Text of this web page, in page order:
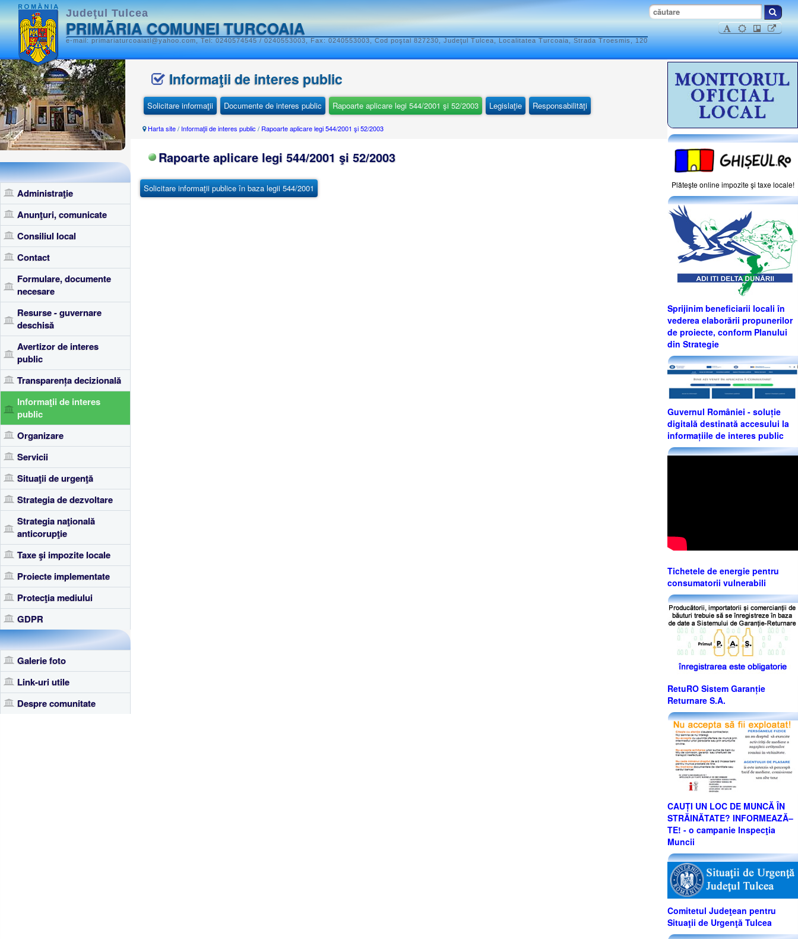
Judeţul Tulcea
PRIMĂRIA COMUNEI TURCOAIA
e-mail: primariaturcoaiatl@yahoo.com, Tel: 0240574545 / 0240553003, Fax: 0240553003, Cod poştal 827230, Judeţul Tulcea, Localitatea Turcoaia, Strada Troesmis, 120
Administraţie
Anunţuri, comunicate
Consiliul local
Contact
Formulare, documente
necesare
Resurse - guvernare
deschisă
Avertizor de interes
public
Transparența decizională
Informaţii de interes
public
Organizare
Servicii
Situaţii de urgenţă
Strategia de dezvoltare
Strategia naţională
anticorupţie
Taxe şi impozite locale
Proiecte implementate
Protecţia mediului
GDPR
Galerie foto
Link-uri utile
Despre comunitate
Informaţii de interes public
Solicitare informaţii Documente de interes public Rapoarte aplicare legi 544/2001 şi 52/2003 Legislaţie Responsabilităţi
Harta site/ Informaţii de interes public / Rapoarte aplicare legi 544/2001 şi 52/2003
Rapoarte aplicare legi 544/2001 şi 52/2003
Solicitare informaţii publice în baza legii 544/2001 Plăteşte online impozite şi taxe locale!
Sprijinim beneficiarii locali în
vederea elaborării propunerilor
de proiecte, conform Planului
din Strategie
Guvernul României - soluție
digitală destinată accesului la
informațiile de interes public
Tichetele de energie pentru
consumatorii vulnerabili
RetuRO Sistem Garanție
Returnare S.A.
CAUȚI UN LOC DE MUNCĂ ÎN
STRĂINĂTATE? INFORMEAZĂ–
TE! - o campanie Inspecţia
Muncii
Comitetul Judeţean pentru
Situaţii de Urgenţă Tulcea